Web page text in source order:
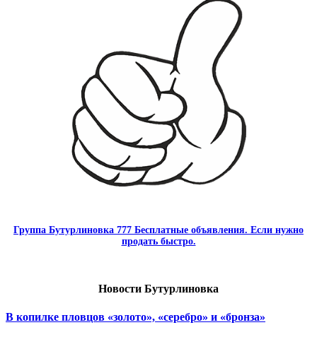
Группа Бутурлиновка 777 Бесплатные объявления. Если нужно
продать быстро.
Новости Бутурлиновка
В копилке пловцов «золото», «серебро» и «бронза»